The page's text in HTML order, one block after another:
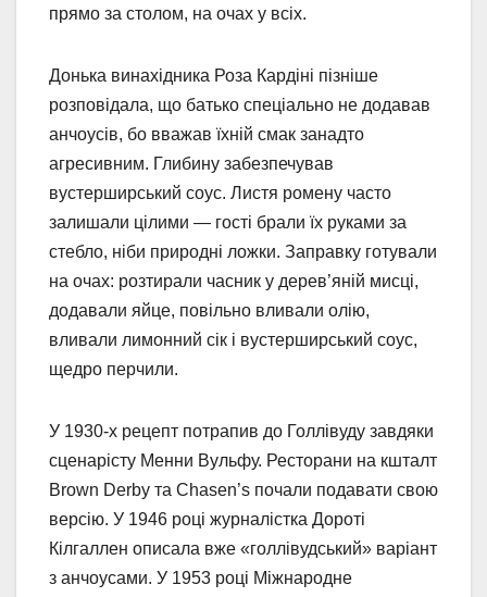
прямо за столом, на очах у всіх.
Донька винахідника Роза Кардіні пізніше
розповідала, що батько спеціально не додавав
анчоусів, бо вважав їхній смак занадто
агресивним. Глибину забезпечував
вустерширський соус. Листя ромену часто
залишали цілими — гості брали їх руками за
стебло, ніби природні ложки. Заправку готували
на очах: розтирали часник у дерев’яній мисці,
додавали яйце, повільно вливали олію,
вливали лимонний сік і вустерширський соус,
щедро перчили.
У 1930-х рецепт потрапив до Голлівуду завдяки
сценарісту Менни Вульфу. Ресторани на кшталт
Brown Derby та Chasen’s почали подавати свою
версію. У 1946 році журналістка Дороті
Кілгаллен описала вже «голлівудський» варіант
з анчоусами. У 1953 році Міжнародне